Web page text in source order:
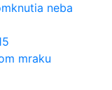
neba
mraku